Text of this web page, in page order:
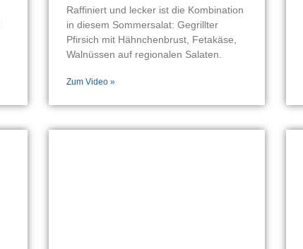
Raffiniert und lecker ist die Kombination
in diesem Sommersalat: Gegrillter
Pfirsich mit Hähnchenbrust, Fetakäse,
Walnüssen auf regionalen Salaten.
Zum Video »